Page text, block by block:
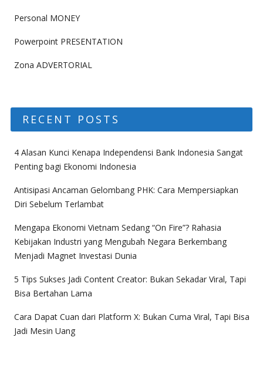
Personal MONEY
Powerpoint PRESENTATION
Zona ADVERTORIAL
RECENT POSTS
4 Alasan Kunci Kenapa Independensi Bank Indonesia Sangat
Penting bagi Ekonomi Indonesia
Antisipasi Ancaman Gelombang PHK: Cara Mempersiapkan
Diri Sebelum Terlambat
Mengapa Ekonomi Vietnam Sedang “On Fire”? Rahasia
Kebijakan Industri yang Mengubah Negara Berkembang
Menjadi Magnet Investasi Dunia
5 Tips Sukses Jadi Content Creator: Bukan Sekadar Viral, Tapi
Bisa Bertahan Lama
Cara Dapat Cuan dari Platform X: Bukan Cuma Viral, Tapi Bisa
Jadi Mesin Uang